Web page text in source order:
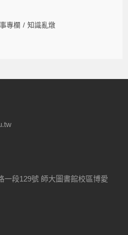
專欄 / 知識亂燉
一段129號 師大圖書館校區博愛